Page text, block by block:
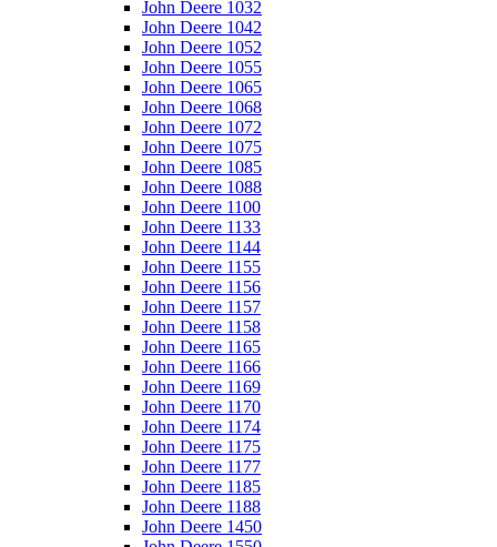
John Deere 1032
John Deere 1042
John Deere 1052
John Deere 1055
John Deere 1065
John Deere 1068
John Deere 1072
John Deere 1075
John Deere 1085
John Deere 1088
John Deere 1100
John Deere 1133
John Deere 1144
John Deere 1155
John Deere 1156
John Deere 1157
John Deere 1158
John Deere 1165
John Deere 1166
John Deere 1169
John Deere 1170
John Deere 1174
John Deere 1175
John Deere 1177
John Deere 1185
John Deere 1188
John Deere 1450